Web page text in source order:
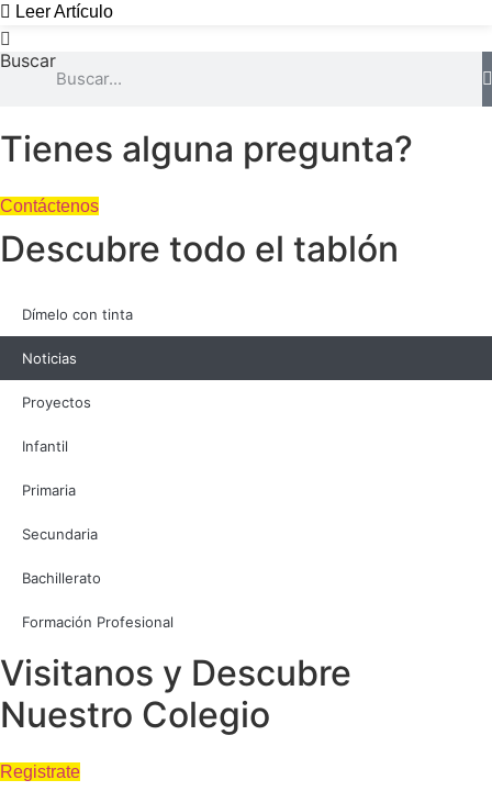
Leer Artículo
Buscar
Tienes alguna pregunta?
Contáctenos
Descubre todo el tablón
Dímelo con tinta
Noticias
Proyectos
Infantil
Primaria
Secundaria
Bachillerato
Formación Profesional
Visitanos y Descubre
Nuestro Colegio
Registrate